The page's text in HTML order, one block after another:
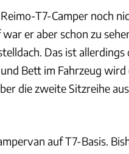
T7-Camper noch
er aber schon zu
Das ist allerdings
Bett im Fahrzeug wird
die zweite Sitzreihe
auf T7-Basis.